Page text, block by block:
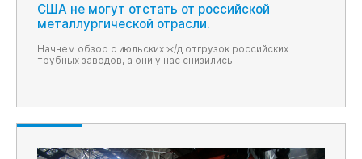
США не могут отстать от российской
металлургической отрасли.
Начнем обзор с июльских ж/д отгрузок российских
трубных заводов, а они у нас снизились.